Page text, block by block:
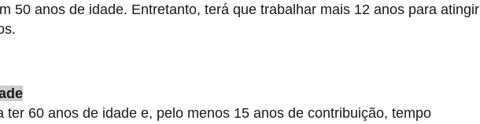
50 anos de idade. Entretanto, terá que trabalhar mais 12 anos para atingir
ter 60 anos de idade e, pelo menos 15 anos de contribuição, tempo